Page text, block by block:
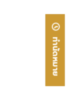
ทำนัดหมาย